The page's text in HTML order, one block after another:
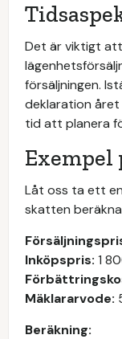
Det är viktigt
försäljningen.
deklaration
tid att planera
Exempel
Låt oss ta ett
skatten
Inköpspris: 1
Mäklararvode:
Beräkning: